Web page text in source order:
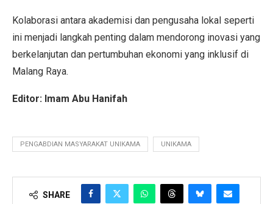
Kolaborasi antara akademisi dan pengusaha lokal seperti
ini menjadi langkah penting dalam mendorong inovasi yang
berkelanjutan dan pertumbuhan ekonomi yang inklusif di
Malang Raya.
Editor: Imam Abu Hanifah
PENGABDIAN MASYARAKAT UNIKAMA UNIKAMA
SHARE